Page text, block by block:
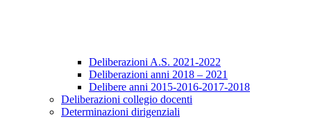
Deliberazioni A.S. 2021-2022
Deliberazioni anni 2018 – 2021
Delibere anni 2015-2016-2017-2018
Deliberazioni collegio docenti
Determinazioni dirigenziali